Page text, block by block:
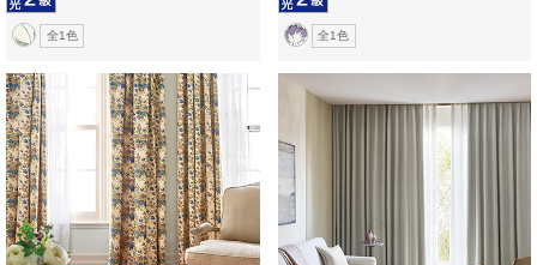
全1色 全1色